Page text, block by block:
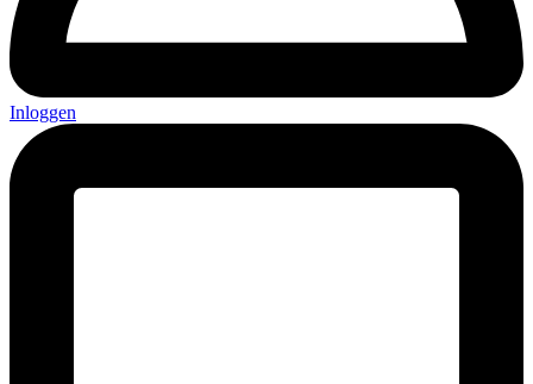
Inloggen